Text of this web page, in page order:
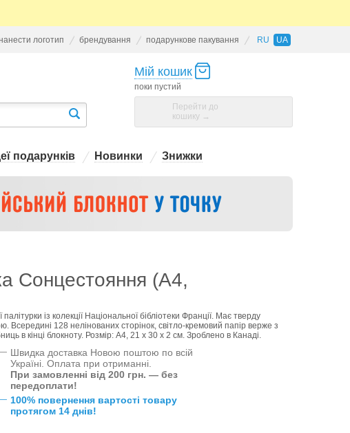
логотип брендування подарункове пакування RU UA
Мій кошик
поки пустий
Перейти до
кошику →
подарунків Новинки Знижки
Сонцестояння (А4,
із колекції Національної бібліотеки Франції. Має тверду
Всередині 128 нелінованих сторінок, світло-кремовий папір верже з
в кінці блокноту. Розмір: А4, 21 х 30 х 2 см. Зроблено в Канаді.
Швидка доставка Новою поштою по всій
Україні. Оплата при отриманні.
При замовленні від 200 грн. — без
передоплати!
100% повернення вартості товару
протягом 14 днів!